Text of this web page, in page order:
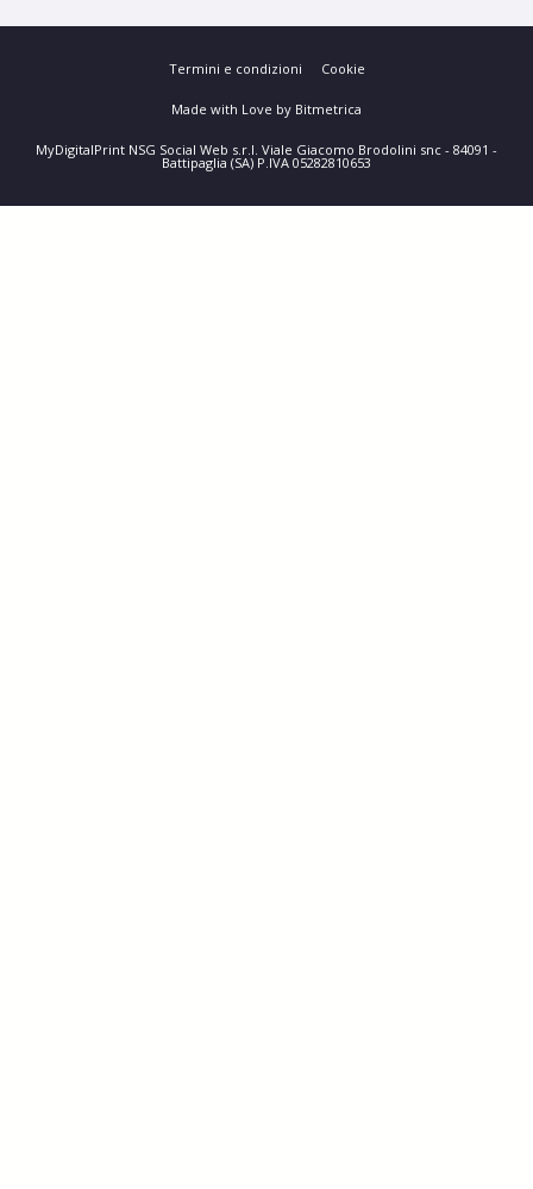
Termini e condizioni Cookie
Made with Love by Bitmetrica
MyDigitalPrint NSG Social Web s.r.l. Viale Giacomo Brodolini snc - 84091 -
Battipaglia (SA) P.IVA 05282810653